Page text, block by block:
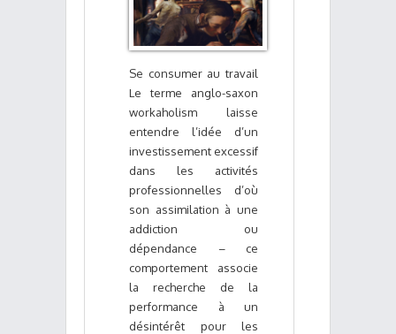
Se consumer au travail
Le terme anglo-saxon
workaholism laisse
entendre l’idée d’un
investissement excessif
dans les activités
professionnelles d’où
son assimilation à une
addiction ou
dépendance – ce
comportement associe
la recherche de la
performance à un
désintérêt pour les